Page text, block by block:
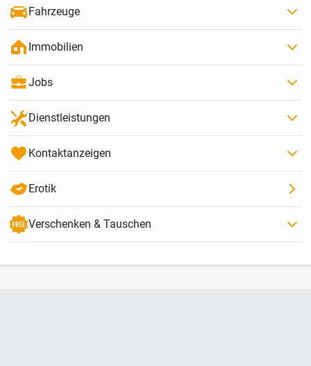
Fahrzeuge
Immobilien
Jobs
Dienstleistungen
Kontaktanzeigen
Erotik
Verschenken & Tauschen